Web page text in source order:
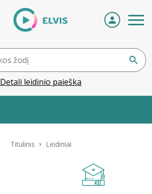
Detali leidinio paieška
Titulinis Leidiniai